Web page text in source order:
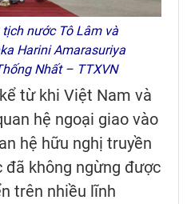
tịch nước Tô Lâm và
Harini Amarasuriya
Nhất – TTXVN
từ khi Việt Nam và
hệ ngoại giao vào
hệ hữu nghị truyền
không ngừng được
trên nhiều lĩnh